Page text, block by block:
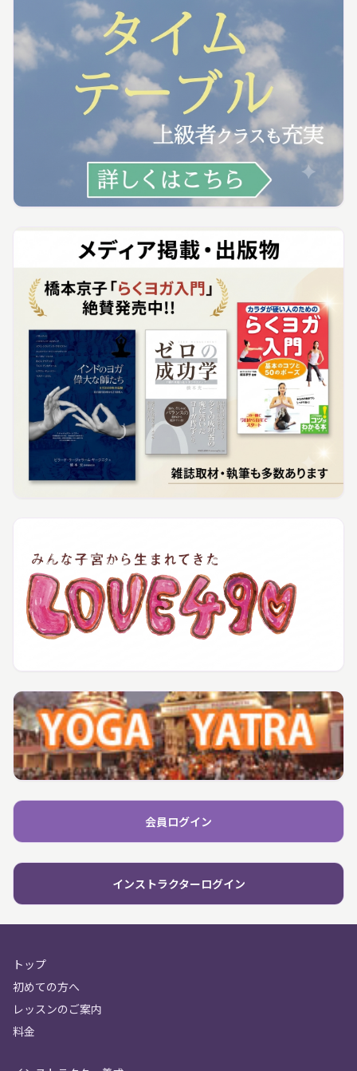
会員ログイン
インストラクターログイン
トップ
初めての方へ
レッスンのご案内
料金